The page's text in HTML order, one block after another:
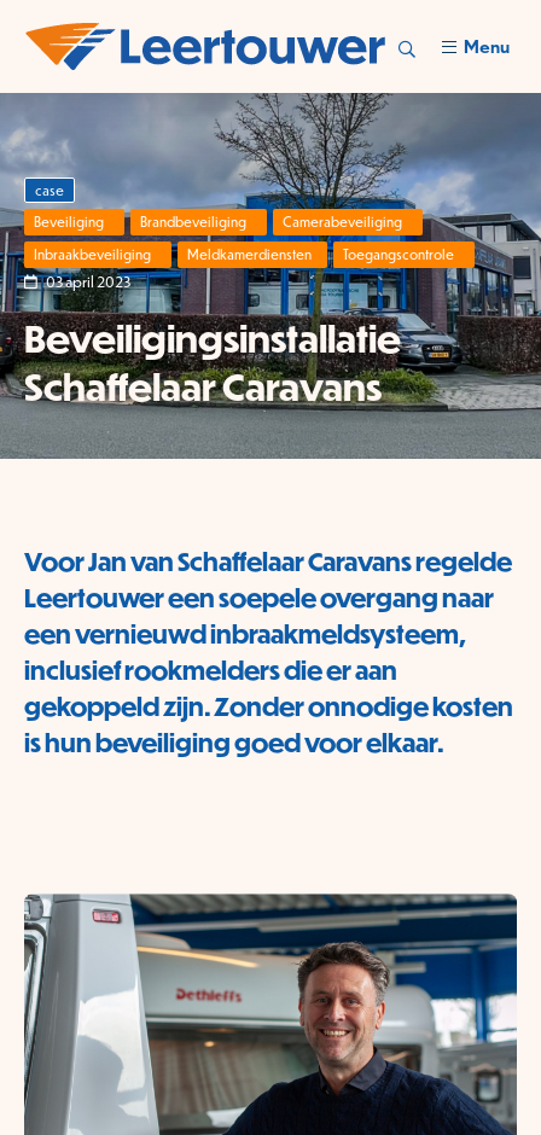
Menu
Beveiligingsinstallatie
Schaffelaar Caravans
case
Beveiliging
Brandbeveiliging
Camerabeveiliging
Inbraakbeveiliging
Meldkamerdiensten Toegangscontrole
03 april 2023
Voor Jan van Schaffelaar Caravans regelde
Leertouwer een soepele overgang naar
een vernieuwd inbraakmeldsysteem,
inclusief rookmelders die er aan
gekoppeld zijn. Zonder onnodige kosten
is hun beveiliging goed voor elkaar.